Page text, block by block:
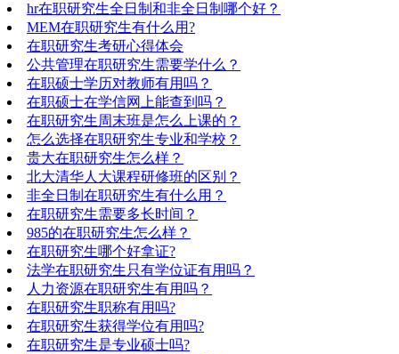
hr在职研究生全日制和非全日制哪个好？
MEM在职研究生有什么用?
在职研究生考研心得体会
公共管理在职研究生需要学什么？
在职硕士学历对教师有用吗？
在职硕士在学信网上能查到吗？
在职研究生周末班是怎么上课的？
怎么选择在职研究生专业和学校？
贵大在职研究生怎么样？
北大清华人大课程研修班的区别？
非全日制在职研究生有什么用？
在职研究生需要多长时间？
985的在职研究生怎么样？
在职研究生哪个好拿证?
法学在职研究生只有学位证有用吗？
人力资源在职研究生有用吗？
在职研究生职称有用吗?
在职研究生获得学位有用吗?
在职研究生是专业硕士吗?